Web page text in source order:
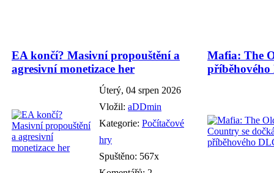
EA končí? Masivní propouštění a
agresivní monetizace her
Úterý, 04 srpen 2026
Vložil: aDDmin
Kategorie: Počítačové
hry
Spuštěno: 567x
Mafia: The